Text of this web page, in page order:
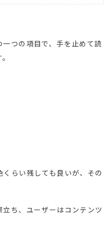
つの項目で、手を止めて読
らい残しても良いが、その
ち、ユーザーはコンテンツ